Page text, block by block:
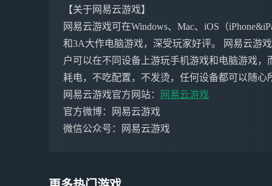
【关于网易云游戏】
网易云游戏可在Windows、Mac、iOS（
和3A大作电脑游戏，深受玩家好评。 网易云游
户可以在不同设备上游玩手机游戏和电脑游戏
耗电，不吃配置，不发烫，任何设备都可以随
网易云游戏官方网站：
网易云游戏
官方微博：网易云游戏
微信公众号：网易云游戏